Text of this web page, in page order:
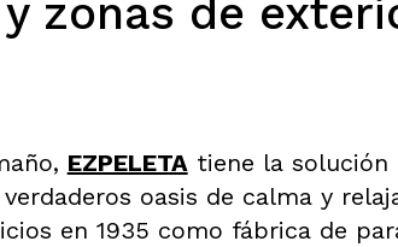
zonas de
EZPELETAtiene la solución
oasis de calma y
en 1935 como fábrica de